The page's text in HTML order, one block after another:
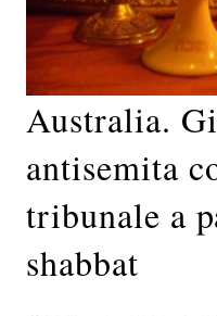
Australia.
antisemita
tribunale a
shabbat